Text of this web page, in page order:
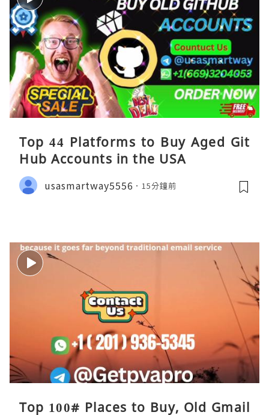
Top 44 Platforms to Buy Aged Git
Hub Accounts in the USA
usasmartway5556 15分鐘前
Top 100# Places to Buy, Old Gmail